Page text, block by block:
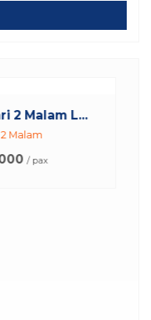
2 Malam L...
Malam
/ pax